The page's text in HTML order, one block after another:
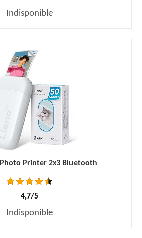
Indisponible
Printer 2x3 Bluetooth
4,7/5
Indisponible